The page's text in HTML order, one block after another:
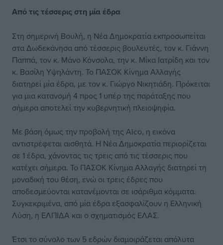
Από τις τέσσερις στη μία έδρα
Στη σημερινή Βουλή, η Νέα Δημοκρατία εκπροσωπείται
στα Δωδεκάνησα από τέσσερις βουλευτές, τον κ. Γιάννη
Παππά, τον κ. Μάνο Κόνσολα, την κ. Μίκα Ιατρίδη και τον
κ. Βασίλη Υψηλάντη. Το ΠΑΣΟΚ Κίνημα Αλλαγής
διατηρεί μία έδρα, με τον κ. Γιώργο Νικητιάδη. Πρόκειται
για μια κατανομή 4 προς 1 υπέρ της παράταξης που
σήμερα αποτελεί την κυβερνητική πλειοψηφία.
Με βάση όμως την προβολή της Alco, η εικόνα
αντιστρέφεται αισθητά. Η Νέα Δημοκρατία περιορίζεται
σε 1 έδρα, χάνοντας τις τρεις από τις τέσσερις που
κατέχει σήμερα. Το ΠΑΣΟΚ Κίνημα Αλλαγής διατηρεί τη
μοναδική του θέση, ενώ οι τρεις έδρες που
αποδεσμεύονται κατανέμονται σε ισάριθμα κόμματα.
Συγκεκριμένα, από μία έδρα εξασφαλίζουν η Ελληνική
Λύση, η ΕΛΠΙΔΑ και ο σχηματισμός ΕΛΑΣ.
Έτσι το σύνολο των 5 εδρών διαμοιράζεται απόλυτα